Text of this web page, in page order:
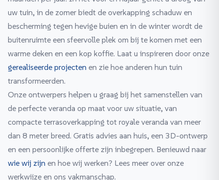
uw tuin, in de zomer biedt de overkapping schaduw en
bescherming tegen hevige buien en in de winter wordt de
buitenruimte een sfeervolle plek om bij te komen met een
warme deken en een kop koffie. Laat u inspireren door onze
gerealiseerde projecten en zie hoe anderen hun tuin
transformeerden.
Onze ontwerpers helpen u graag bij het samenstellen van
de perfecte veranda op maat voor uw situatie, van
compacte terrasoverkapping tot royale veranda van meer
dan 8 meter breed. Gratis advies aan huis, een 3D-ontwerp
en een persoonlijke offerte zijn inbegrepen. Benieuwd naar
wie wij zijn en hoe wij werken? Lees meer over onze
werkwijze en ons vakmanschap.